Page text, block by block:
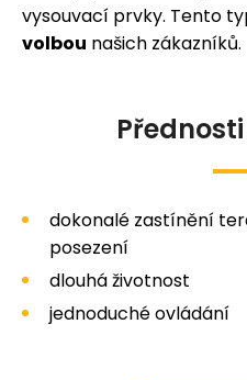
vysouvací prvky. Tento
volbou našich zákazníků.
dokonalé zastínění
posezení
dlouhá životnost
jednoduché ovládání